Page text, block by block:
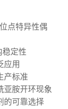
点特异性偶
稳定性
应用
产标准
亚胺开环现象
的可靠选择